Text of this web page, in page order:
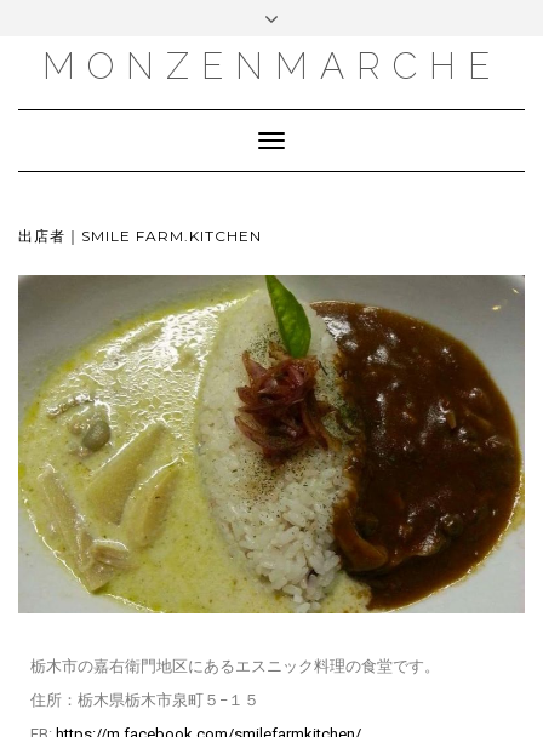
MONZENMARCHE
Toggle
Navigation
出店者｜SMILE FARM.KITCHEN
栃木市の嘉右衛門地区にあるエスニック料理の食堂です。
住所：栃木県栃木市泉町５−１５